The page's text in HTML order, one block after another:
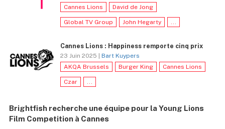
Cannes Lions
David de Jong
Global TV Group John Hegarty
Cannes Lions : Happiness remporte cinq prix
23 Juin 2025 | Bart Kuypers
AKQA Brussels
Burger King Cannes Lions
Czar
Brightfish recherche une équipe pour la Young Lions
Film Competition à Cannes